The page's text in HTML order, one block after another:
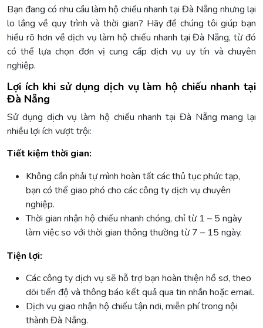
Bạn đang có nhu cầu làm hộ chiếu nhanh tại Đà Nẵng nhưng lại
lo lắng về quy trình và thời gian? Hãy để chúng tôi giúp bạn
hiểu rõ hơn về dịch vụ làm hộ chiếu nhanh tại Đà Nẵng, từ đó
có thể lựa chọn đơn vị cung cấp dịch vụ uy tín và chuyên
nghiệp.
Lợi ích khi sử dụng dịch vụ làm hộ chiếu nhanh tại
Đà Nẵng
Sử dụng dịch vụ làm hộ chiếu nhanh tại Đà Nẵng mang lại
nhiều lợi ích vượt trội:
Tiết kiệm thời gian:
Không cần phải tự mình hoàn tất các thủ tục phức tạp,
bạn có thể giao phó cho các công ty dịch vụ chuyên
nghiệp.
Thời gian nhận hộ chiếu nhanh chóng, chỉ từ 1 – 5 ngày
làm việc so với thời gian thông thường từ 7 – 15 ngày.
Tiện lợi:
Các công ty dịch vụ sẽ hỗ trợ bạn hoàn thiện hồ sơ, theo
dõi tiến độ và thông báo kết quả qua tin nhắn hoặc email.
Dịch vụ giao nhận hộ chiếu tận nơi, miễn phí trong nội
thành Đà Nẵng.